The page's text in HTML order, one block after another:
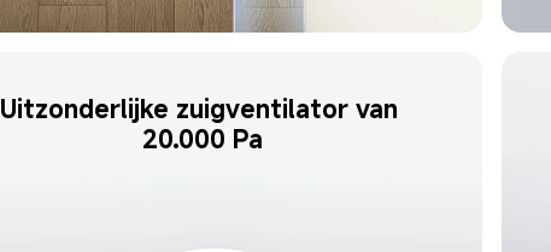
Uitzonderlijke zuigventilator van
20.000 Pa